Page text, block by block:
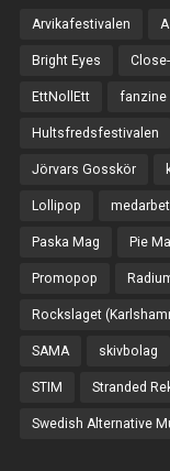
Arvikafestivalen
Bright Eyes
EttNollEtt fanzine
Hultsfredsfestivalen
Jörvars Gosskör
Lollipop
Paska Mag Pie
Promopop
Rockslaget
SAMA skivbolag
STIM Stranded
Swedish Alternative